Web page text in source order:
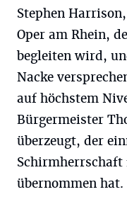
Stephen
Oper am Rhein,
begleiten wird,
Nacke
auf höchstem
Bürgermeister
überzeugt, der
Schirmherrschaft
übernommen hat.